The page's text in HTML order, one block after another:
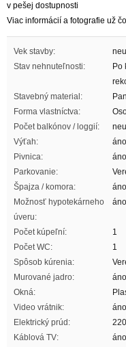
v pešej dostupnosti
Viac informácií a fotografie už
Vek stavby:
Stav nehnuteľnosti:
Po
Stavebný material:
Forma vlastníctva:
Počet balkónov / loggií:
Výťah:
áno
Pivnica:
áno
Parkovanie:
Špajza / komora:
áno
Možnosť hypotekárneho
úveru:
áno
Počet kúpeľní:
1
Počet WC:
1
Spôsob kúrenia:
Murované jadro:
áno
Okná:
Video vrátnik:
áno
Elektrický prúd:
Káblová TV:
áno